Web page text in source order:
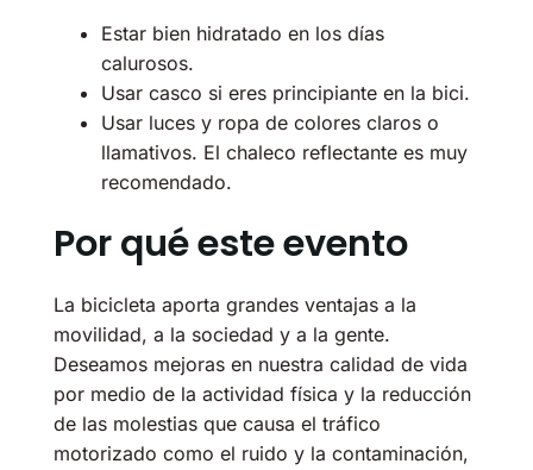
Estar bien hidratado en los días
calurosos.
Usar casco si eres principiante en la bici.
Usar luces y ropa de colores claros o
llamativos. El chaleco reflectante es muy
recomendado.
Por qué este evento
La bicicleta aporta grandes ventajas a la
movilidad, a la sociedad y a la gente.
Deseamos mejoras en nuestra calidad de vida
por medio de la actividad física y la reducción
de las molestias que causa el tráfico
motorizado como el ruido y la contaminación,